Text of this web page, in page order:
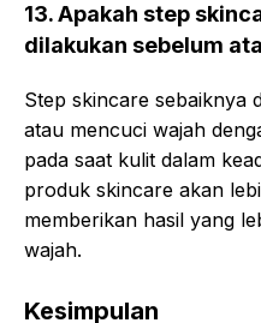
13. Apakah step
dilakukan sebelum
Step skincare sebaiknya
atau mencuci wajah
pada saat kulit dalam
produk skincare akan
memberikan hasil yang
wajah.
Kesimpulan